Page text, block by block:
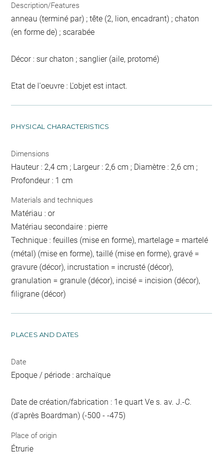
Description/Features
anneau (terminé par) ; tête (2, lion, encadrant) ; chaton
(en forme de) ; scarabée
Décor : sur chaton ; sanglier (aile, protomé)
Etat de l'oeuvre : L'objet est intact.
PHYSICAL CHARACTERISTICS
Dimensions
Hauteur : 2,4 cm ; Largeur : 2,6 cm ; Diamètre : 2,6 cm ;
Profondeur : 1 cm
Materials and techniques
Matériau : or
Matériau secondaire : pierre
Technique : feuilles (mise en forme), martelage = martelé
(métal) (mise en forme), taillé (mise en forme), gravé =
gravure (décor), incrustation = incrusté (décor),
granulation = granule (décor), incisé = incision (décor),
filigrane (décor)
PLACES AND DATES
Date
Epoque / période : archaïque
Date de création/fabrication : 1e quart Ve s. av. J.-C.
(d'après Boardman) (-500 - -475)
Place of origin
Étrurie